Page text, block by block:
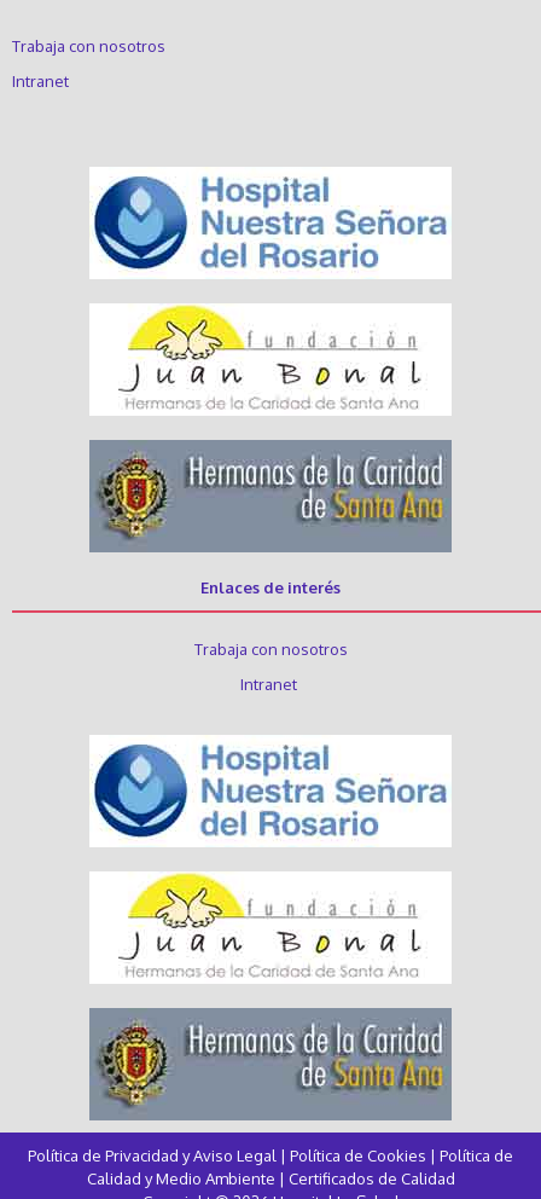
Trabaja con nosotros
Intranet
Enlaces de interés
Trabaja con nosotros
Intranet
Política de Privacidad y Aviso Legal | Política de Cookies | Política de
Calidad y Medio Ambiente | Certificados de Calidad